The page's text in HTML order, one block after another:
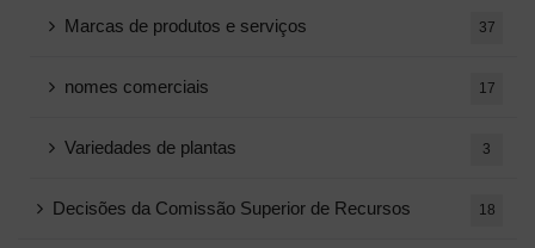
Marcas de produtos e serviços 37
nomes comerciais 17
Variedades de plantas 3
Decisões da Comissão Superior de Recursos 18